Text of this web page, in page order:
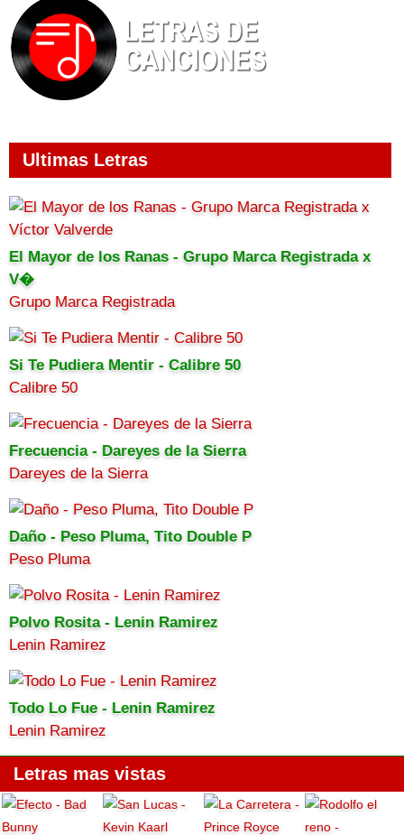
Ultimas Letras
El Mayor de los Ranas - Grupo Marca Registrada x
V�
Grupo Marca Registrada
Si Te Pudiera Mentir - Calibre 50
Calibre 50
Frecuencia - Dareyes de la Sierra
Dareyes de la Sierra
Daño - Peso Pluma, Tito Double P
Peso Pluma
Polvo Rosita - Lenin Ramirez
Lenin Ramirez
Todo Lo Fue - Lenin Ramirez
Lenin Ramirez
Letras mas vistas